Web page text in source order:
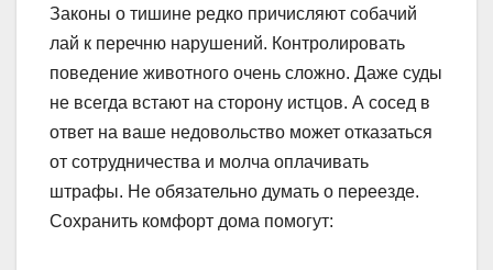
Законы о тишине редко причисляют собачий
лай к перечню нарушений. Контролировать
поведение животного очень сложно. Даже суды
не всегда встают на сторону истцов. А сосед в
ответ на ваше недовольство может отказаться
от сотрудничества и молча оплачивать
штрафы. Не обязательно думать о переезде.
Сохранить комфорт дома помогут: